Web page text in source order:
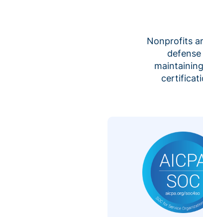
Nonprofits